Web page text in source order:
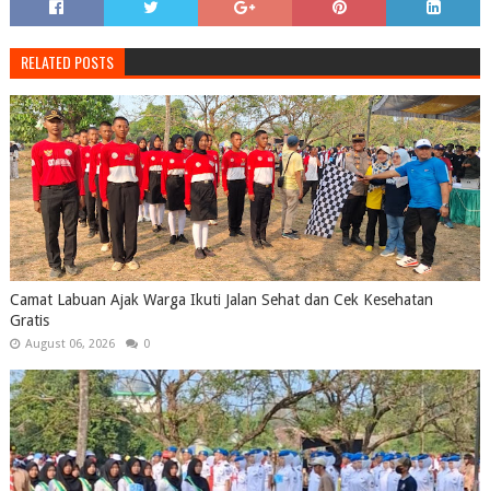
RELATED POSTS
Camat Labuan Ajak Warga Ikuti Jalan Sehat dan Cek Kesehatan
Gratis
August 06, 2026 0